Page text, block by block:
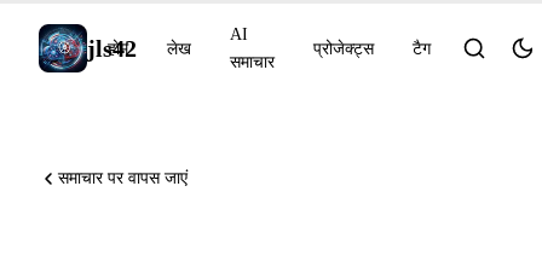
jls42
होम लेख
AI
समाचार
प्रोजेक्ट्स टैग
समाचार पर वापस जाएं